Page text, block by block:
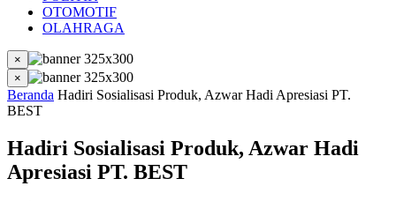
OTOMOTIF
OLAHRAGA
×
×
Beranda Hadiri Sosialisasi Produk, Azwar Hadi Apresiasi PT.
BEST
Hadiri Sosialisasi Produk, Azwar Hadi
Apresiasi PT. BEST